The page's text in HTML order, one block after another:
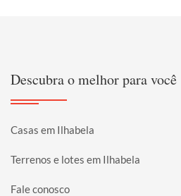
Descubra o melhor para você
Casas em Ilhabela
Terrenos e lotes em Ilhabela
Fale conosco